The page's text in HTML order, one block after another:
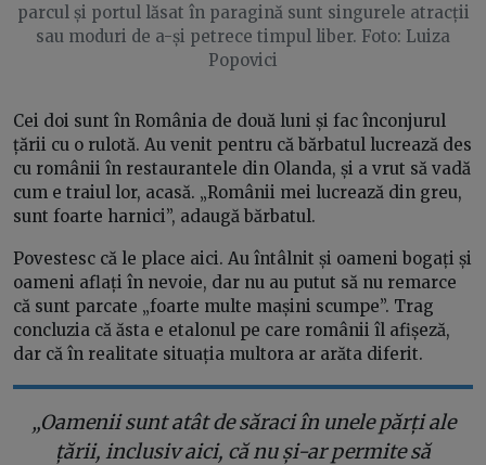
parcul și portul lăsat în paragină sunt singurele atracții
sau moduri de a-și petrece timpul liber. Foto: Luiza
Popovici
Cei doi sunt în România de două luni și fac înconjurul
țării cu o rulotă. Au venit pentru că bărbatul lucrează des
cu românii în restaurantele din Olanda, și a vrut să vadă
cum e traiul lor, acasă. „Românii mei lucrează din greu,
sunt foarte harnici”, adaugă bărbatul.
Povestesc că le place aici. Au întâlnit și oameni bogați și
oameni aflați în nevoie, dar nu au putut să nu remarce
că sunt parcate „foarte multe mașini scumpe”. Trag
concluzia că ăsta e etalonul pe care românii îl afișeză,
dar că în realitate situația multora ar arăta diferit.
„Oamenii sunt atât de săraci în unele părți ale
țării, inclusiv aici, că nu și-ar permite să